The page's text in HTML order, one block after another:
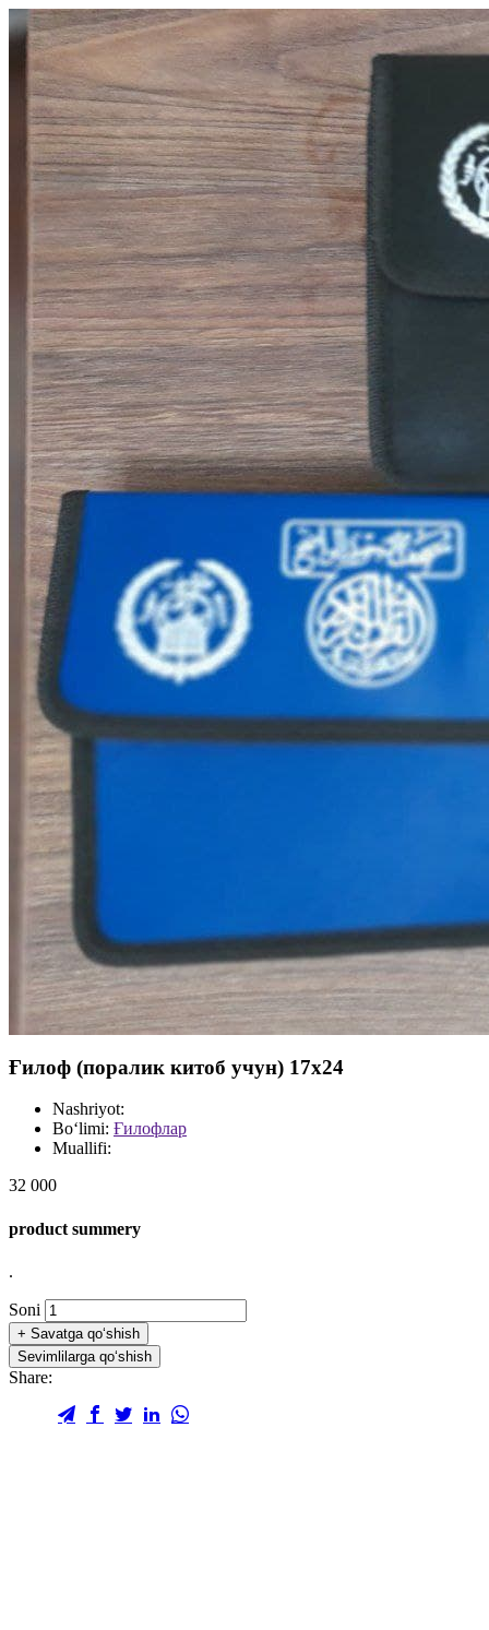
Ғилоф (поралик китоб учун) 17х24
Nashriyot:
Bo‘limi: Ғилофлар
Muallifi:
32 000
product summery
.
Soni
+ Savatga qo‘shish
Sevimlilarga qo‘shish
Share: